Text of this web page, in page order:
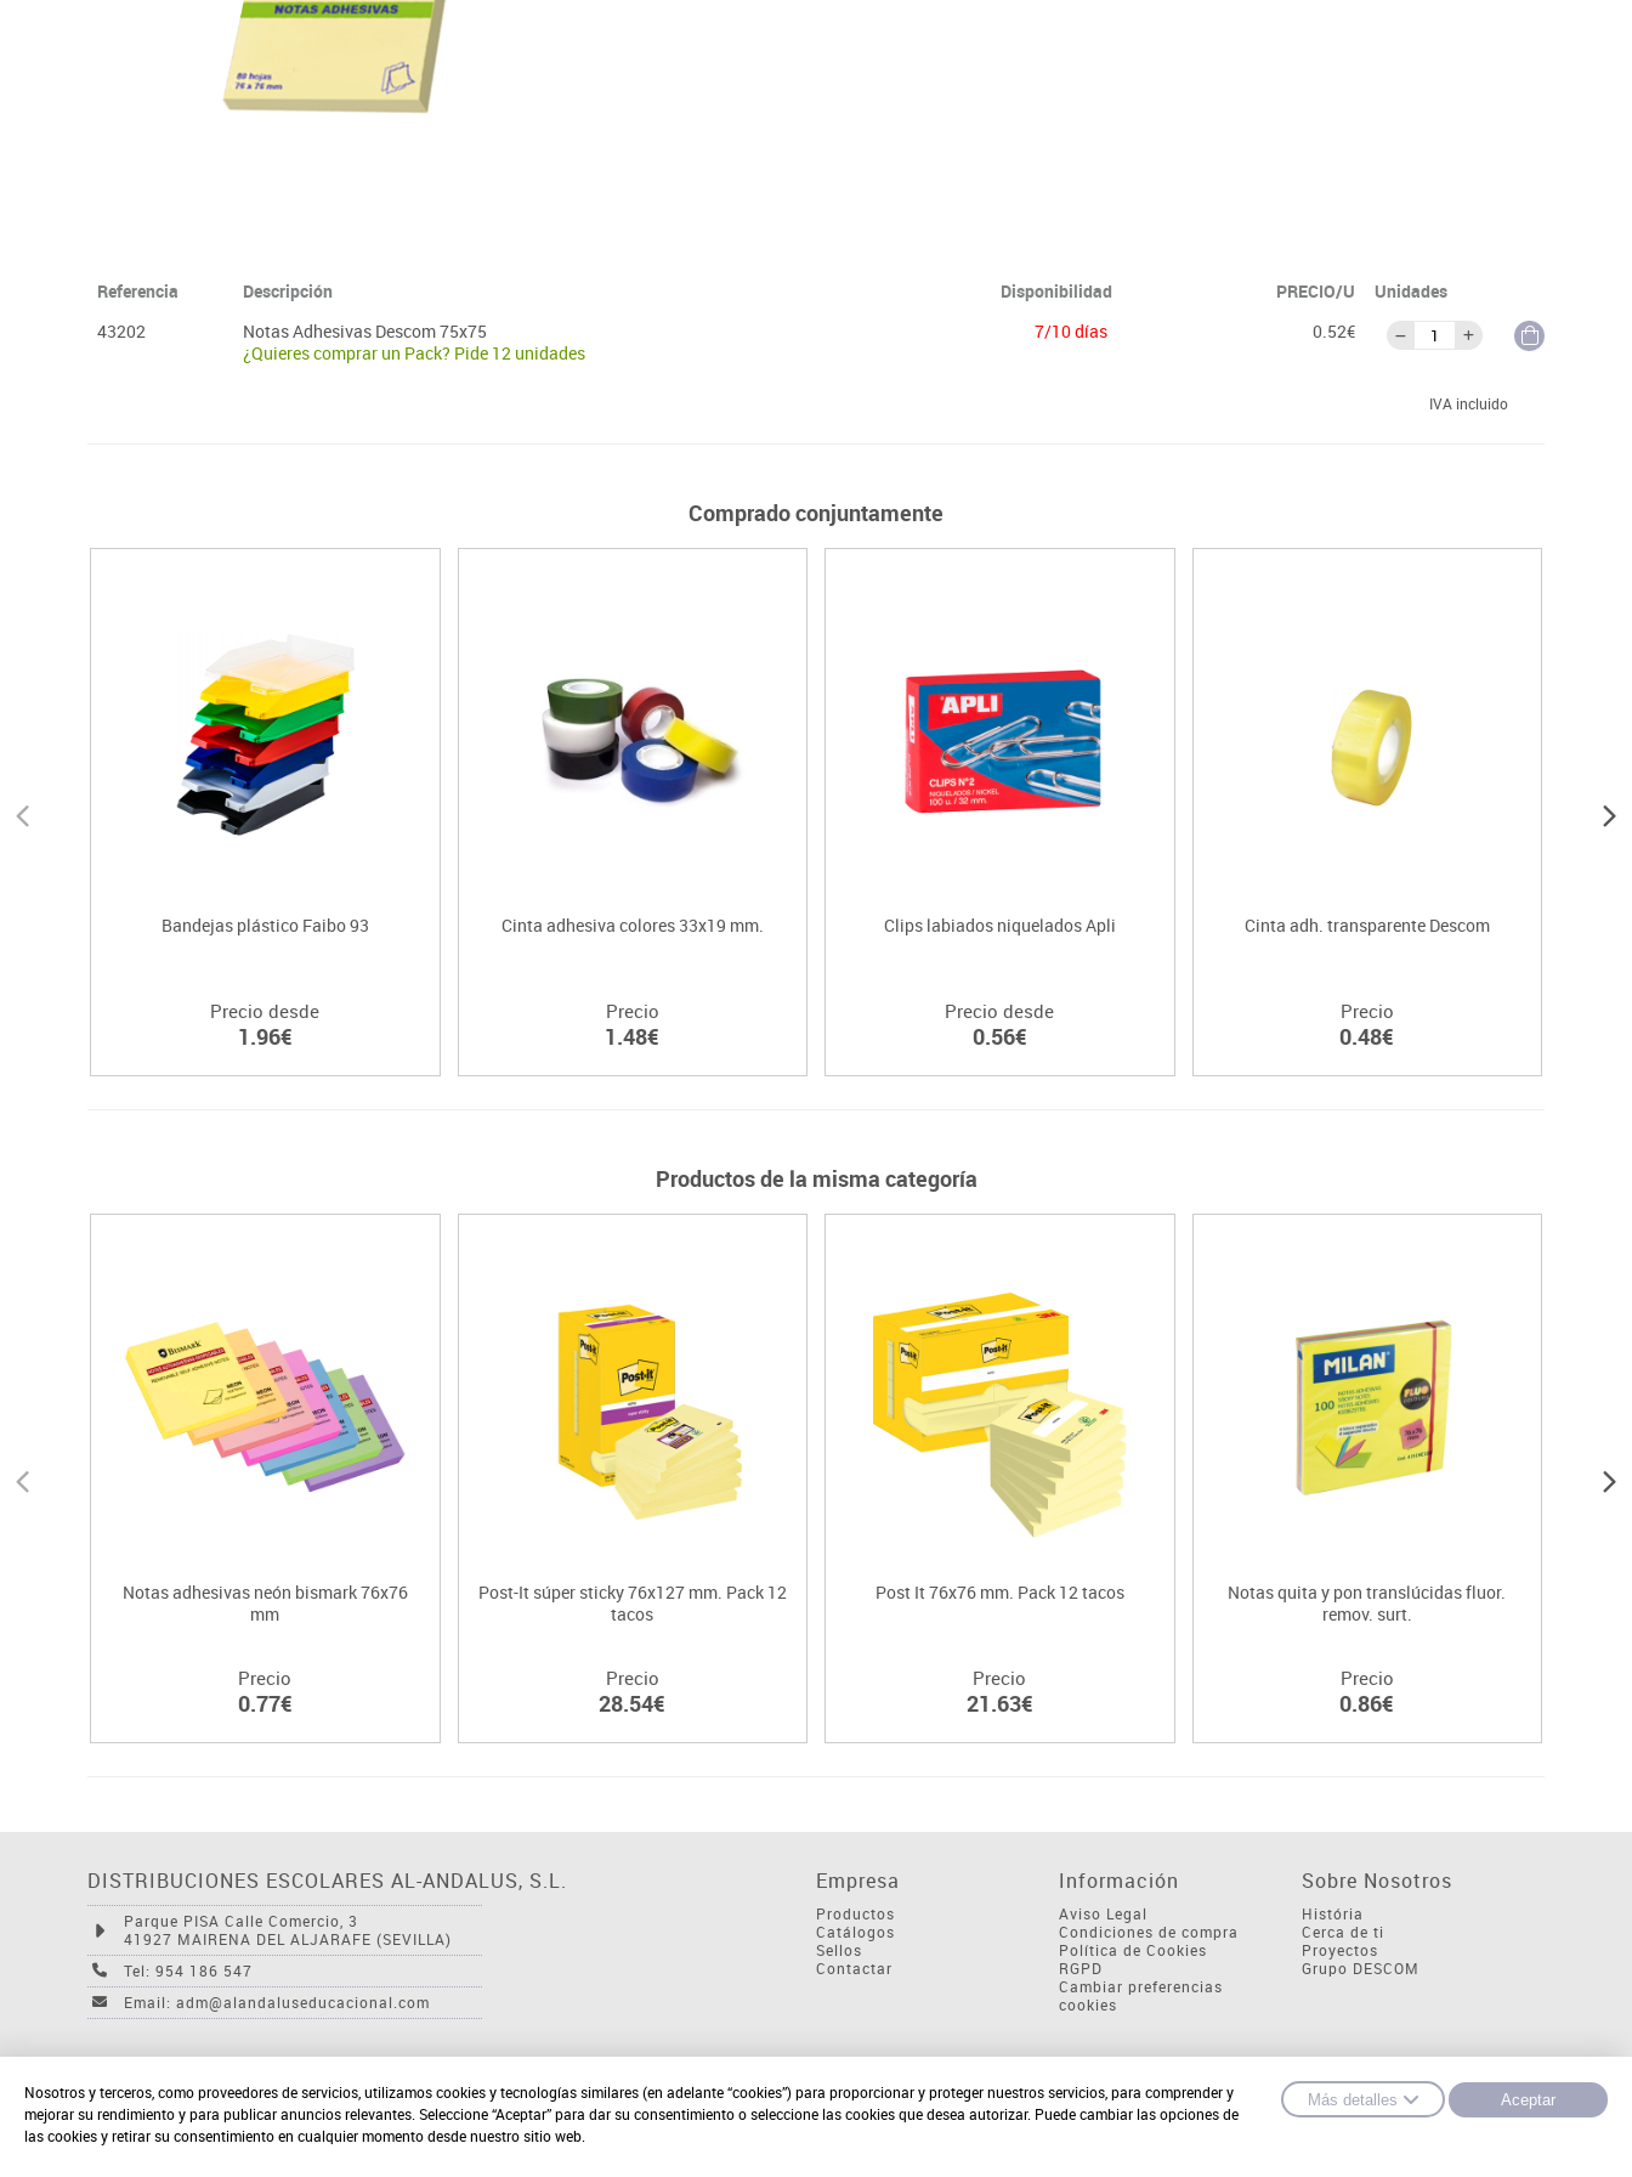
Plastifica, encuaderna, destruye
Referencia Descripción Disponibilidad PRECIO/U
Unidades
43202
Notas Adhesivas Descom 75x75
¿Quieres comprar un Pack? Pide 12 unidades
7/10 días 0.52€
IVA incluido
Comprado conjuntamente
Bandejas plástico Faibo 93
Precio desde
1.96€
Cinta adhesiva colores 33x19 mm.
Precio
1.48€
Clips labiados niquelados Apli
Precio desde
0.56€
Cinta adh. transparente Descom
Precio
0.48€
Productos de la misma categoría
Notas adhesivas neón bismark 76x76
mm
Precio
0.77€
Post-It súper sticky 76x127 mm. Pack 12
tacos
Precio
28.54€
Post It 76x76 mm. Pack 12 tacos
Precio
21.63€
Notas quita y pon translúcidas fluor.
remov. surt.
Precio
0.86€
DISTRIBUCIONES ESCOLARES AL-ANDALUS, S.L.
Parque PISA Calle Comercio, 3
41927 MAIRENA DEL ALJARAFE (SEVILLA)
Tel: 954 186 547
Email: adm@alandaluseducacional.com
Empresa
Productos
Catálogos
Sellos
Contactar
Información
Aviso Legal
Condiciones de compra
Política de Cookies
RGPD
Cambiar preferencias
cookies
Sobre Nosotros
História
Cerca de ti
Proyectos
Grupo DESCOM
Nosotros y terceros, como proveedores de servicios, utilizamos cookies y tecnologías similares (en adelante “cookies”) para proporcionar y proteger nuestros servicios, para comprender y
mejorar su rendimiento y para publicar anuncios relevantes. Seleccione “Aceptar” para dar su consentimiento o seleccione las cookies que desea autorizar. Puede cambiar las opciones de
las cookies y retirar su consentimiento en cualquier momento desde nuestro sitio web.
Más detalles Aceptar